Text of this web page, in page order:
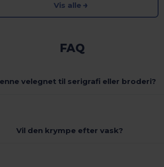
Vis alle
FAQ
velegnet til serigrafi eller broderi?
Vil den krympe efter vask?